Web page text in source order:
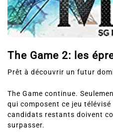
The Game 2: les
Prêt à découvrir un futur
The Game continue.
qui composent ce jeu
candidats restants doivent
surpasser.